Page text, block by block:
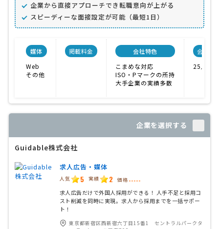
企業から直接アプローチでき転職意向が上がる
スピーディーな面接設定が可能（最短1日）
媒体
Web
その他
掲載料金
会社特色
こまめな対応
ISO・Pマークの所持
大手企業の実績多数
会社規
25人
企業を選択する
Guidable株式会社
求人広告・媒体
人気 5 実績 2 価格 -----
求人広告だけで外国人採用ができる！ 人手不足と採用コ
スト削減を同時に実現。求人から採用までを一括サポー
ト！
東京都新宿区西新宿六丁目15番1 セントラルパークタ